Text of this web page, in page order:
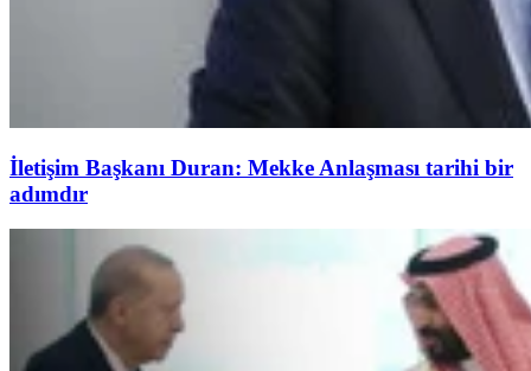
İletişim Başkanı Duran: Mekke Anlaşması tarihi bir
adımdır